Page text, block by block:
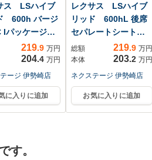
ス LSハイブ
600h バージ
Iパッケージ
219.9 万円
204.4 万円
ージ 伊勢崎店
に入りに追加
レクサス LSハイブ
リッド 600hL 後席
セパレートシートパ
ッ...
総額 219.9 万円
本体
203.2 万円
ネクステージ 伊勢崎店
お気に入りに追加
す。